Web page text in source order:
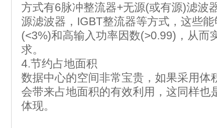
方式有6脉冲整流器+无源(或有源)滤波
源滤波器，IGBT整流器等方式，这些
(<3%)和高输入功率因数(>0.99)，从而
求。
4.节约占地面积
数据中心的空间非常宝贵，如果采用体
会带来占地面积的有效利用，这同样也
体现。